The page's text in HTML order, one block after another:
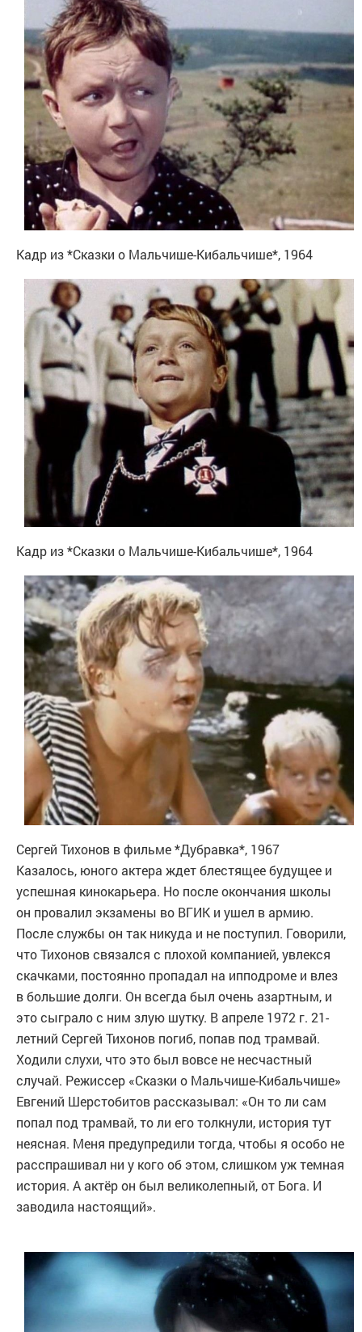
Кадр из *Сказки о Мальчише-Кибальчише*, 1964
Кадр из *Сказки о Мальчише-Кибальчише*, 1964
Сергей Тихонов в фильме *Дубравка*, 1967
Казалось, юного актера ждет блестящее будущее и
успешная кинокарьера. Но после окончания школы
он провалил экзамены во ВГИК и ушел в армию.
После службы он так никуда и не поступил. Говорили,
что Тихонов связался с плохой компанией, увлекся
скачками, постоянно пропадал на ипподроме и влез
в большие долги. Он всегда был очень азартным, и
это сыграло с ним злую шутку. В апреле 1972 г. 21-
летний Сергей Тихонов погиб, попав под трамвай.
Ходили слухи, что это был вовсе не несчастный
случай. Режиссер «Сказки о Мальчише-Кибальчише»
Евгений Шерстобитов рассказывал: «Он то ли сам
попал под трамвай, то ли его толкнули, история тут
неясная. Меня предупредили тогда, чтобы я особо не
расспрашивал ни у кого об этом, слишком уж темная
история. А актёр он был великолепный, от Бога. И
заводила настоящий».